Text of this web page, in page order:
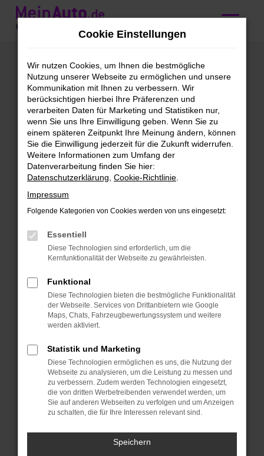
Zum
Hauptinhalt
VW Passat
Gebrauchtwagen
kaufen mit
Lieferservice nach
Nürnberg
direkt zu dir nach Nürnberg
Schön, dass du uns gefunden hast. Bei
dieser Gelegenheit kannst du dich gleich
bei unseren VW Passat Gebrauchtwagen
für dich finden. Wenn du aus Nürnberg
oder der Umgebung kommst, laden wir
dich herzlich zu uns nach Garching ein.
Das liegt bei München und ist über die
Autobahn perfekt zu erreichen. Keine
Zeit? Keine Lust? Kein Problem! Wir
bieten dir einen Lieferservice direkt nach
Nürnberg und auf Wunsch vor deine
Haustür. Auch für den Autokauf
brauchst du deine eigenen vier Wände
nicht zu verlassen. Alle VW Passat
Gebrauchtwagen in unserem Sortiment
Cookie Einstellungen
Wir nutzen Cookies, um Ihnen die bestmögliche
Nutzung unserer Webseite zu ermöglichen und unsere
Kommunikation mit Ihnen zu verbessern. Wir
berücksichtigen hierbei Ihre Präferenzen und
verarbeiten Daten für Marketing und Statistiken nur,
wenn Sie uns Ihre Einwilligung geben. Wenn Sie zu
einem späteren Zeitpunkt Ihre Meinung ändern, können
Sie die Einwilligung jederzeit für die Zukunft widerrufen.
Weitere Informationen zum Umfang der
Datenverarbeitung finden Sie hier:
Datenschutzerklärung Cookie-Richtlinie
Impressum
Folgende Kategorien von Cookies werden von uns eingesetzt:
Essentiell
Diese Technologien sind erforderlich, um die
Kernfunktionalität der Webseite zu gewährleisten.
Funktional
Diese Technologien bieten die bestmögliche Funktionalität
der Webseite. Services von Drittanbietern wie Google
Maps, Chats, Fahrzeugbewertungssystem und weitere
werden aktiviert.
Statistik und Marketing
Diese Technologien ermöglichen es uns, die Nutzung der
Webseite zu analysieren, um die Leistung zu messen und
zu verbessern. Zudem werden Technologien eingesetzt,
die von dritten Werbetreibenden verwendet werden, um
Sie auf anderen Webseiten zu verfolgen und um Anzeigen
zu schalten, die für Ihre Interessen relevant sind.
Speichern